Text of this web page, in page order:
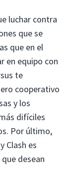
luchar contra
que se
que en el
en equipo con
te
cooperativo
y los
difíciles
Por último,
Clash es
desean